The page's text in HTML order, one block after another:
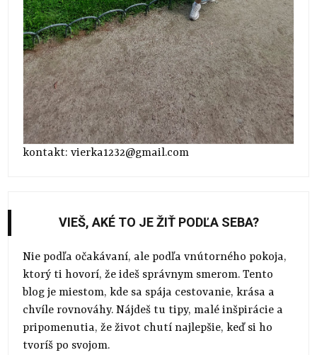
kontakt: vierka1232@gmail.com
VIEŠ, AKÉ TO JE ŽIŤ PODĽA SEBA?
Nie podľa očakávaní, ale podľa vnútorného pokoja,
ktorý ti hovorí, že ideš správnym smerom. Tento
blog je miestom, kde sa spája cestovanie, krása a
chvíle rovnováhy. Nájdeš tu tipy, malé inšpirácie a
pripomenutia, že život chutí najlepšie, keď si ho
tvoríš po svojom.